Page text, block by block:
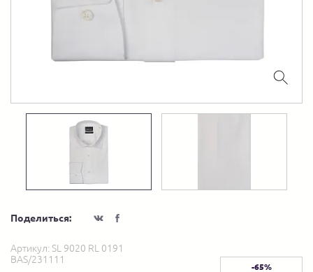
Поделиться:
Артикул: SL 9020 RL 0191
BAS/231111
-65%